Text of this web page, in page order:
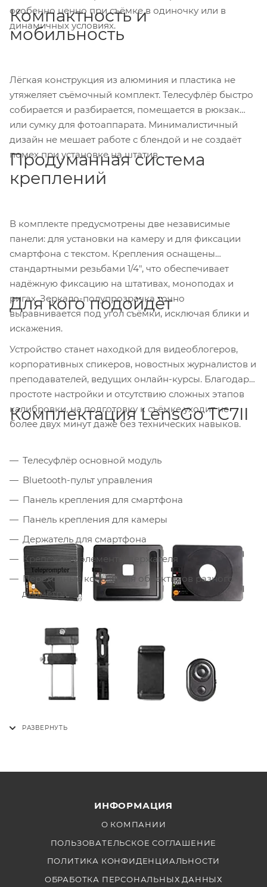
особенно ценно при съёмке в одиночку или в
динамичных условиях.
Компактность и
мобильность
Лёгкая конструкция из алюминия и пластика не
утяжеляет съёмочный комплект. Телесуфлёр быстро
собирается и разбирается, помещается в рюкзак
или сумку для фотоаппарата. Минималистичный
дизайн не мешает работе с блендой и не создаёт
помех при установке на штатив.
Продуманная система
креплений
В комплекте предусмотрены две независимые
панели: для установки на камеру и для фиксации
смартфона с текстом. Крепления оснащены
стандартными резьбами 1/4", что обеспечивает
надёжную фиксацию на штативах, моноподах и
ригах. Зеркало-полупрозрачка точно
выравнивается под угол съёмки, исключая блики и
искажения.
Для кого подойдёт
Устройство станет находкой для видеоблогеров,
корпоративных спикеров, новостных журналистов и
преподавателей, ведущих онлайн-курсы. Благодаря
простоте настройки и отсутствию сложных этапов
калибровки, на подготовку к съёмке уходит не
более двух минут даже без технических навыков.
Комплектация LensGo TC7II
Телесуфлёр основной модуль
Bluetooth-пульт управления
Панель крепления для смартфона
Панель крепления для камеры
Держатель для смартфона
Крепёжные элементы держателя
Переходные кольца для объективов разного
диаметра
ИНФОРМАЦИЯ
О КОМПАНИИ
ПОЛЬЗОВАТЕЛЬСКОЕ СОГЛАШЕНИЕ
ПОЛИТИКА КОНФИДЕНЦИАЛЬНОСТИ
ОБРАБОТКА ПЕРСОНАЛЬНЫХ ДАННЫХ